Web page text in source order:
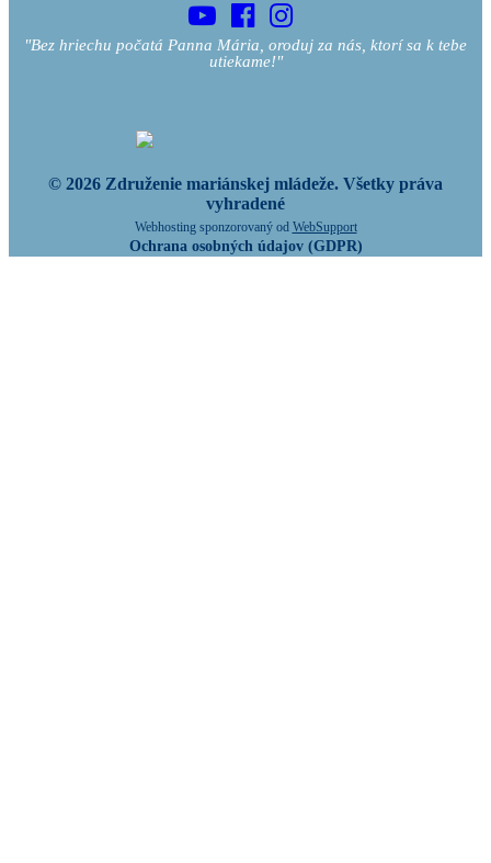
"Bez hriechu počatá Panna Mária, oroduj za nás, ktorí sa k tebe
utiekame!"
© 2026 Združenie mariánskej mládeže. Všetky práva
vyhradené
Webhosting sponzorovaný od WebSupport
Ochrana osobných údajov (GDPR)